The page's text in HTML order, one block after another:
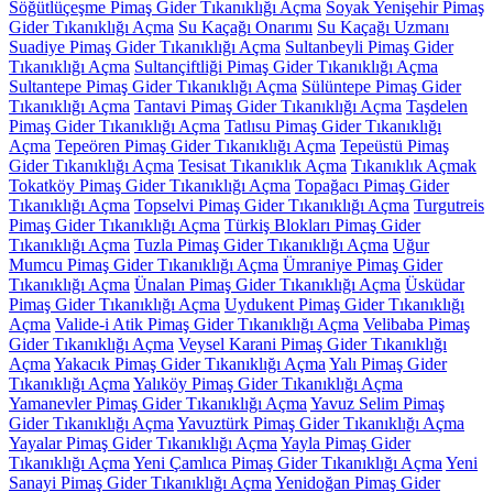
Söğütlüçeşme Pimaş Gider Tıkanıklığı Açma Soyak Yenişehir Pimaş
Gider Tıkanıklığı Açma Su Kaçağı Onarımı Su Kaçağı Uzmanı
Suadiye Pimaş Gider Tıkanıklığı Açma Sultanbeyli Pimaş Gider
Tıkanıklığı Açma Sultançiftliği Pimaş Gider Tıkanıklığı Açma
Sultantepe Pimaş Gider Tıkanıklığı Açma Sülüntepe Pimaş Gider
Tıkanıklığı Açma Tantavi Pimaş Gider Tıkanıklığı Açma Taşdelen
Pimaş Gider Tıkanıklığı Açma Tatlısu Pimaş Gider Tıkanıklığı
Açma Tepeören Pimaş Gider Tıkanıklığı Açma Tepeüstü Pimaş
Gider Tıkanıklığı Açma Tesisat Tıkanıklık Açma Tıkanıklık Açmak
Tokatköy Pimaş Gider Tıkanıklığı Açma Topağacı Pimaş Gider
Tıkanıklığı Açma Topselvi Pimaş Gider Tıkanıklığı Açma Turgutreis
Pimaş Gider Tıkanıklığı Açma Türkiş Blokları Pimaş Gider
Tıkanıklığı Açma Tuzla Pimaş Gider Tıkanıklığı Açma Uğur
Mumcu Pimaş Gider Tıkanıklığı Açma Ümraniye Pimaş Gider
Tıkanıklığı Açma Ünalan Pimaş Gider Tıkanıklığı Açma Üsküdar
Pimaş Gider Tıkanıklığı Açma Uydukent Pimaş Gider Tıkanıklığı
Açma Valide-i Atik Pimaş Gider Tıkanıklığı Açma Velibaba Pimaş
Gider Tıkanıklığı Açma Veysel Karani Pimaş Gider Tıkanıklığı
AçmaYakacık Pimaş Gider Tıkanıklığı AçmaYalı Pimaş Gider
Tıkanıklığı AçmaYalıköy Pimaş Gider Tıkanıklığı Açma
Yamanevler Pimaş Gider Tıkanıklığı AçmaYavuz Selim Pimaş
Gider Tıkanıklığı AçmaYavuztürk Pimaş Gider Tıkanıklığı Açma
Yayalar Pimaş Gider Tıkanıklığı AçmaYayla Pimaş Gider
Tıkanıklığı AçmaYeni Çamlıca Pimaş Gider Tıkanıklığı AçmaYeni
Sanayi Pimaş Gider Tıkanıklığı AçmaYenidoğan Pimaş Gider